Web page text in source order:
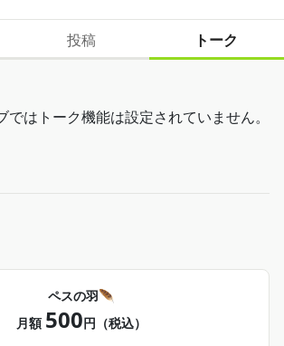
投稿 トーク
ではトーク機能は設定されていません。
ペスの羽🪶
月額 500円（税込）